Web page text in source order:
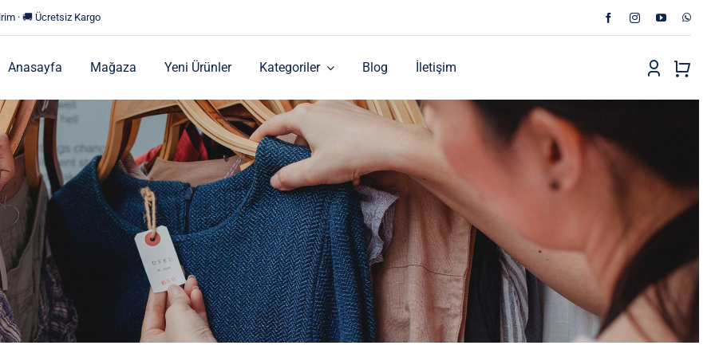
· 🚚 Ücretsiz Kargo
Anasayfa Mağaza Yeni Ürünler Kategoriler Blog İletişim